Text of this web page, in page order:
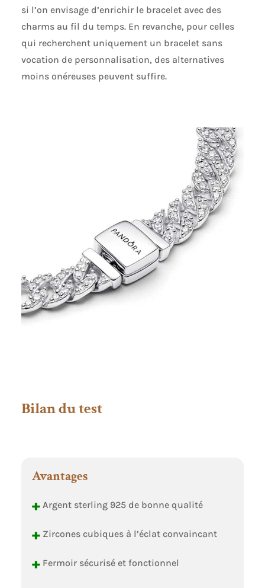
si l’on envisage d’enrichir le bracelet avec des
charms au fil du temps. En revanche, pour celles
qui recherchent uniquement un bracelet sans
vocation de personnalisation, des alternatives
moins onéreuses peuvent suffire.
Bilan du test
Avantages
+Argent sterling 925 de bonne qualité
+Zircones cubiques à l’éclat convaincant
+Fermoir sécurisé et fonctionnel